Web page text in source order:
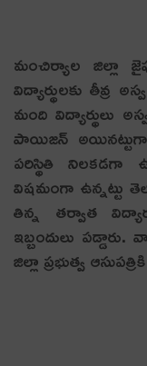
మంచిర్యాల జిల్లా
విద్యార్థులకు తీవ్ర
మంది విద్యార్థులు
పాయిజన్
పరిస్థితి నిలకడగా
విషమంగా ఉన్నట్టు
తిన్న తర్వాత
ఇబ్బందులు
జిల్లా ప్రభుత్వ